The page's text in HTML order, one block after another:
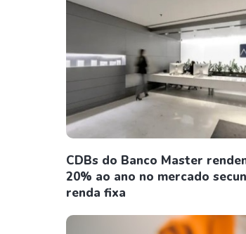
CDBs do Banco Master
20% ao ano no mercado
renda fixa